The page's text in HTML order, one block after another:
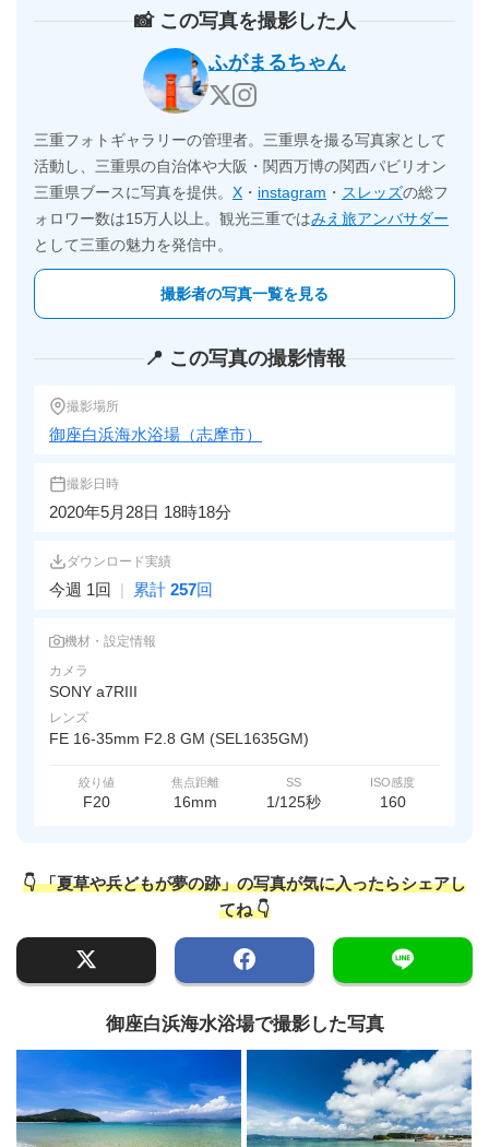
📸 この写真を撮影した人
ふがまるちゃん
三重フォトギャラリーの管理者。三重県を撮る写真家として
活動し、三重県の自治体や大阪・関西万博の関西パビリオン
三重県ブースに写真を提供。 X ・ instagram ・ スレッズの総フ
ォロワー数は15万人以上。観光三重ではみえ旅アンバサダー
として三重の魅力を発信中。
撮影者の写真一覧を見る
📍 この写真の撮影情報
撮影場所
御座白浜海水浴場（志摩市）
撮影日時
2020年5月28日 18時18分
ダウンロード実績
今週 1回 | 累計 257回
機材・設定情報
カメラ
SONY a7RIII
レンズ
FE 16-35mm F2.8 GM (SEL1635GM)
絞り値
F20
焦点距離
16mm
SS
1/125秒
ISO感度
160
👇 「夏草や兵どもが夢の跡」の写真が気に入ったらシェアし
てね 👇
御座白浜海水浴場で撮影した写真